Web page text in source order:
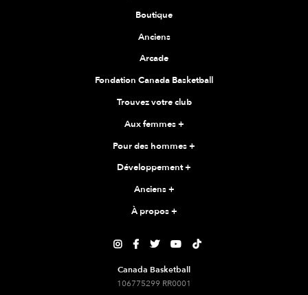
Boutique
Anciens
Arcade
Fondation Canada Basketball
Trouvez votre club
Aux femmes+
Pour des hommes+
Développement+
Anciens+
À propos+
    
Canada Basketball
106775299 RR0001